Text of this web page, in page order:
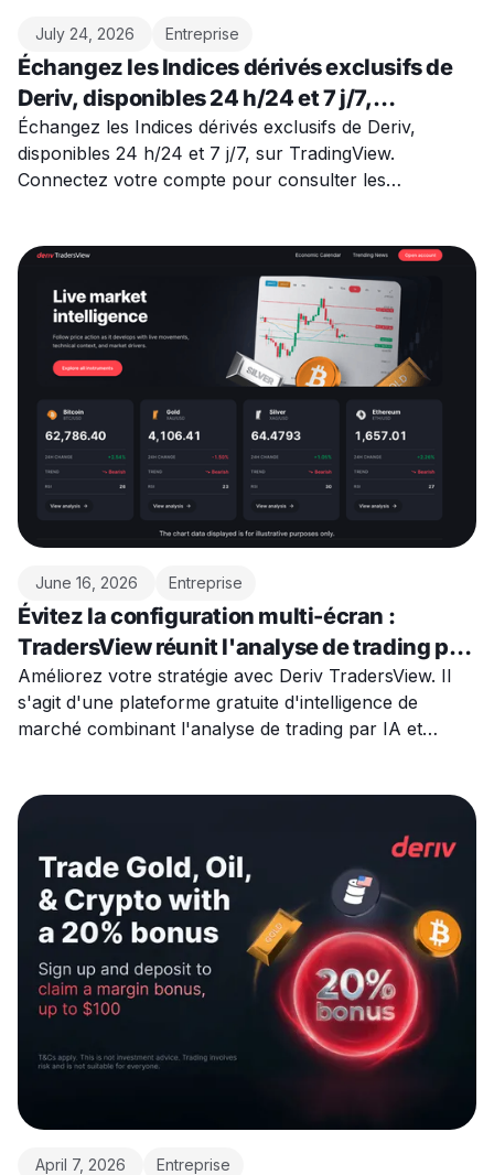
July 24, 2026 Entreprise
Échangez les Indices dérivés exclusifs de
Deriv, disponibles 24 h/24 et 7 j/7,
directement sur TradingView
Échangez les Indices dérivés exclusifs de Deriv,
disponibles 24 h/24 et 7 j/7, sur TradingView.
Connectez votre compte pour consulter les
June 16, 2026 Entreprise
Évitez la configuration multi-écran :
TradersView réunit l'analyse de trading par
IA, les événements économiques et les
actualités du marché
Améliorez votre stratégie avec Deriv TradersView. Il
s'agit d'une plateforme gratuite d'intelligence de
marché combinant l'analyse de trading par IA et
April 7, 2026 Entreprise